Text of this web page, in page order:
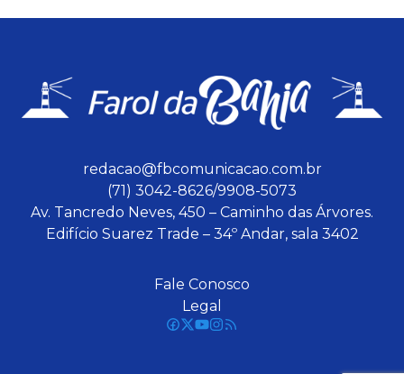
redacao@fbcomunicacao.com.br
(71) 3042-8626/9908-5073
Av. Tancredo Neves, 450 – Caminho das Árvores.
Edifício Suarez Trade – 34º Andar, sala 3402
Fale Conosco
Legal